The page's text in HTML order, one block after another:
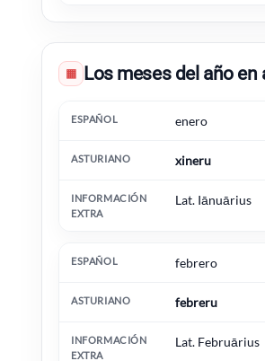
▦ Los meses del año
Español Asturianoenero
xineru
Lat. Iānuārius
febrero
febreru
Lat. Februārius